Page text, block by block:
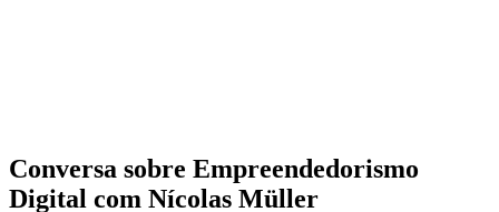
Conversa sobre Empreendedorismo
Digital com Nícolas Müller